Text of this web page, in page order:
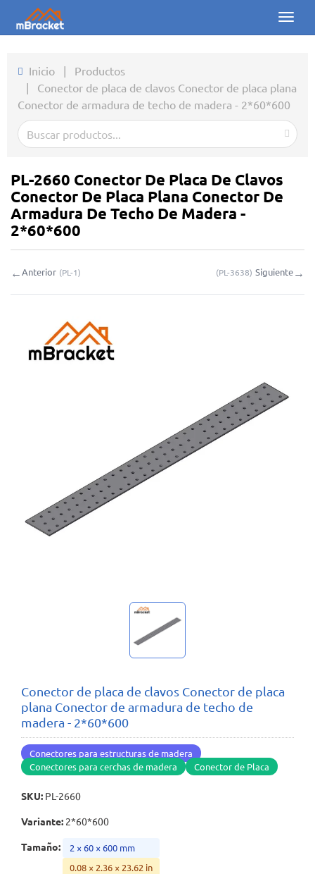
Toggle
Productos
Sobre nosotros
Contacto
Consulta en línea
Mis consultas
Inicio | Productos
| Conector de placa de clavos Conector de placa plana
Conector de armadura de techo de madera - 2*60*600
PL-2660 Conector De Placa De Clavos
Conector De Placa Plana Conector De
Armadura De Techo De Madera -
2*60*600
←Anterior (PL-1) (PL-3638) Siguiente→
Conector de placa de clavos Conector de placa
plana Conector de armadura de techo de
madera - 2*60*600
Conectores para estructuras de madera
Conectores para cerchas de madera
Conector de Placa
SKU: PL-2660
Variante: 2*60*600
Tamaño:
2 × 60 × 600 mm
0.08 × 2.36 × 23.62 in